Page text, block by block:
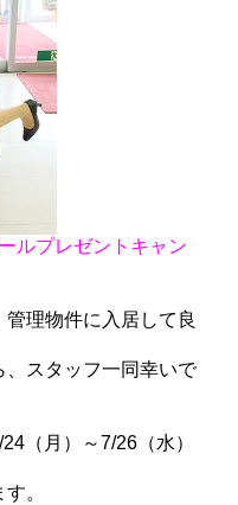
ルプレゼントキャン
理物件に入居して良
、スタッフ一同幸いで
（月）～7/26（水）
。